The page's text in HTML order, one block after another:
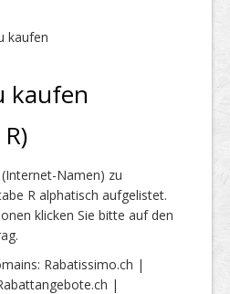
kaufen
kaufen
Namen) zu
R alphatisch aufgelistet.
klicken Sie bitte auf den
Rabatissimo.ch |
|